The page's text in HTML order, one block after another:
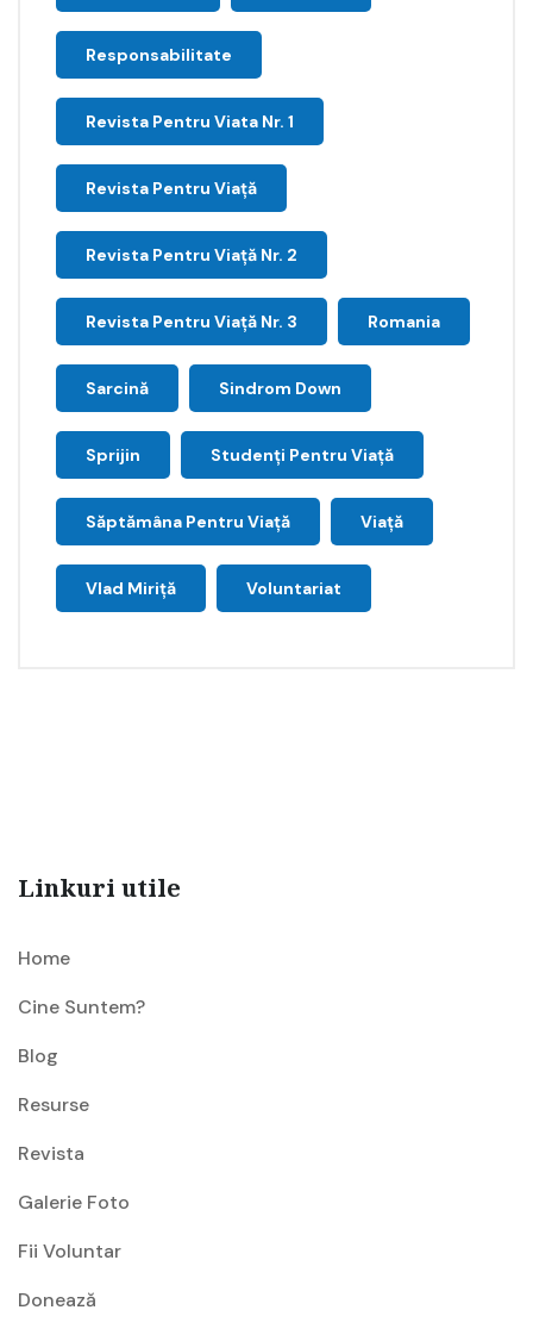
Responsabilitate
Revista Pentru Viata Nr. 1
Revista Pentru Viață
Revista Pentru Viață Nr. 2
Revista Pentru Viață Nr. 3 Romania
Sarcină Sindrom Down
Sprijin Studenți Pentru Viață
Săptămâna Pentru Viaţă Viață
Vlad Miriță Voluntariat
Linkuri utile
Home
Cine Suntem?
Blog
Resurse
Revista
Galerie Foto
Fii Voluntar
Donează